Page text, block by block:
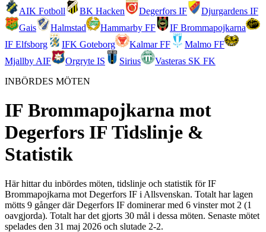
AIK Fotboll
BK Hacken Degerfors IF
Djurgardens IF
Gais
Halmstad Hammarby FF
IF Brommapojkarna
IF Elfsborg
IFK Goteborg Kalmar FF
Malmo FF
Mjallby AIF
Orgryte IS Sirius
Vasteras SK FK
INBÖRDES MÖTEN
IF Brommapojkarna mot
Degerfors IF Tidslinje &
Statistik
Här hittar du inbördes möten, tidslinje och statistik för IF
Brommapojkarna mot Degerfors IF i Allsvenskan. Totalt har lagen
mötts 9 gånger där Degerfors IF dominerar med 6 vinster mot 2 (1
oavgjorda). Totalt har det gjorts 30 mål i dessa möten. Senaste mötet
spelades den 31 maj 2026 och slutade 2-2.